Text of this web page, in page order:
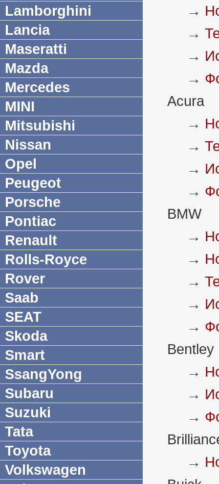
Lamborghini
Lancia
Maseratti
Mazda
Mercedes
MINI
Mitsubishi
Nissan
Opel
Peugeot
Porsche
Pontiac
Renault
Rolls-Royce
Rover
Saab
SEAT
Skoda
Smart
SsangYong
Subaru
Suzuki
Tata
Toyota
Volkswagen
→
→
→
→
Acura
→
→
→
→
BMW
→
→
→
→
→
Bentley
→
→
→
→